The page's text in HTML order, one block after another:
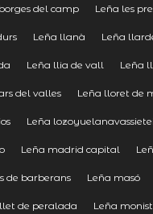
del camp Leña les
Leña llanà Leña
Leña llia de vall Leña
del valles Leña lloret de
Leña
Leña madrid capital
de barberans Leña masó
de peralada Leña